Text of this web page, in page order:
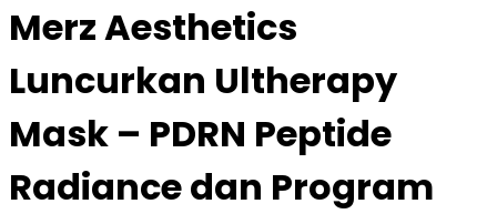
Merz Aesthetics
Luncurkan Ultherapy
Mask – PDRN Peptide
Radiance dan Program